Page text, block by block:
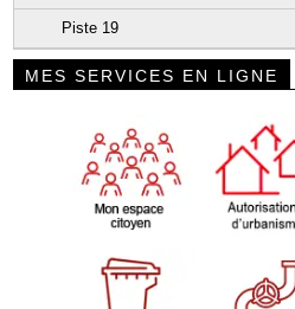
Piste 19
MES SERVICES EN LIGNE